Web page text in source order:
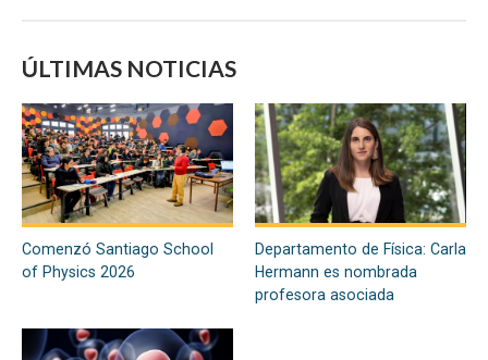
ÚLTIMAS NOTICIAS
Comenzó Santiago School
of Physics 2026
Departamento de Física: Carla
Hermann es nombrada
profesora asociada